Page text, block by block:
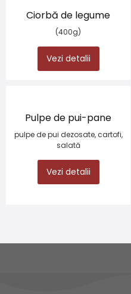
Ciorbă de legume
(400g)
Vezi detalii
Pulpe de pui-pane
pulpe de pui dezosate, cartofi,
salată
Vezi detalii